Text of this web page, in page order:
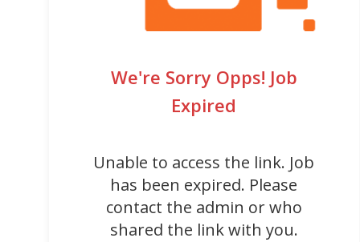
We're Sorry Opps! Job
Expired
Unable to access the link. Job
has been expired. Please
contact the admin or who
shared the link with you.